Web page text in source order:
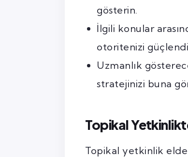
gösterin.
İlgili konular
otoritenizi
Uzmanlık
stratejinizi buna
Topikal
Topikal yetkinlik elde